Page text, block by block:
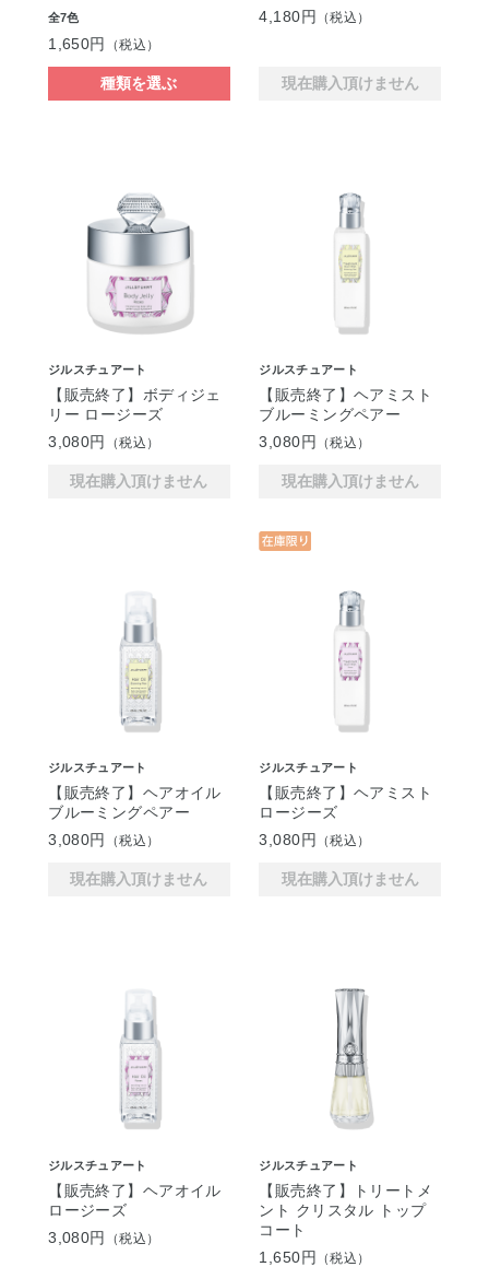
全7色
1,650円 （税込）
種類を選ぶ
4,180円
（税込）
現在購入頂けません
ジルスチュアート
【販売終了】ボディジェ
リー ロージーズ
3,080円
（税込）
現在購入頂けません
ジルスチュアート
【販売終了】ヘアミスト
ブルーミングペアー
3,080円
（税込）
現在購入頂けません
ジルスチュアート
【販売終了】ヘアオイル
ブルーミングペアー
3,080円
（税込）
現在購入頂けません
ジルスチュアート
【販売終了】ヘアミスト
ロージーズ
3,080円
（税込）
現在購入頂けません
ジルスチュアート
【販売終了】ヘアオイル
ロージーズ
3,080円
（税込）
ジルスチュアート
【販売終了】トリートメ
ント クリスタル トップ
コート
1,650円 （税込）